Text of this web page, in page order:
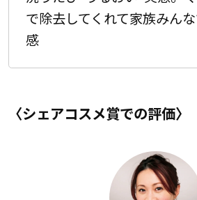
で除去してくれて家族みん
感
〈シェアコスメ賞での評価〉